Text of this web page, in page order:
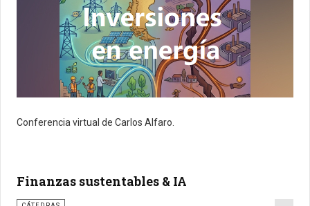
Conferencia virtual de Carlos Alfaro.
Finanzas sustentables & IA